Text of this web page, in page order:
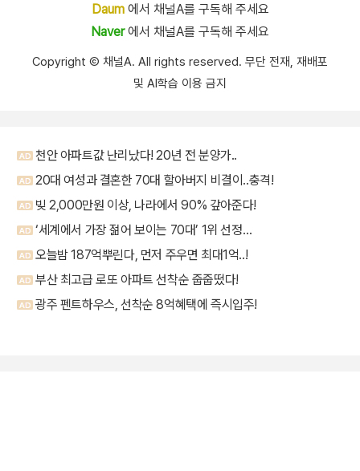
Daum에서 채널A를 구독해 주세요
Naver에서 채널A를 구독해 주세요
Copyright Ⓒ 채널A. All rights reserved. 무단 전재, 재배포
및 AI학습 이용 금지